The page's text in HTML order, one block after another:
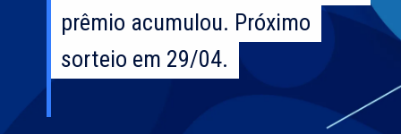
prêmio acumulou. Próximo
sorteio em 29/04.
prêmio acumulou. Próximo
sorteio em 29/04.